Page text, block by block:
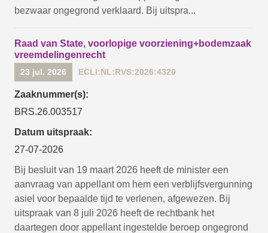
bezwaar ongegrond verklaard. Bij uitspra...
Raad van State, voorlopige voorziening+bodemzaak
vreemdelingenrecht
23 jul. 2026 ECLI:NL:RVS:2026:4320
Zaaknummer(s):
BRS.26.003517
Datum uitspraak:
27-07-2026
Bij besluit van 19 maart 2026 heeft de minister een
aanvraag van appellant om hem een verblijfsvergunning
asiel voor bepaalde tijd te verlenen, afgewezen. Bij
uitspraak van 8 juli 2026 heeft de rechtbank het
daartegen door appellant ingestelde beroep ongegrond